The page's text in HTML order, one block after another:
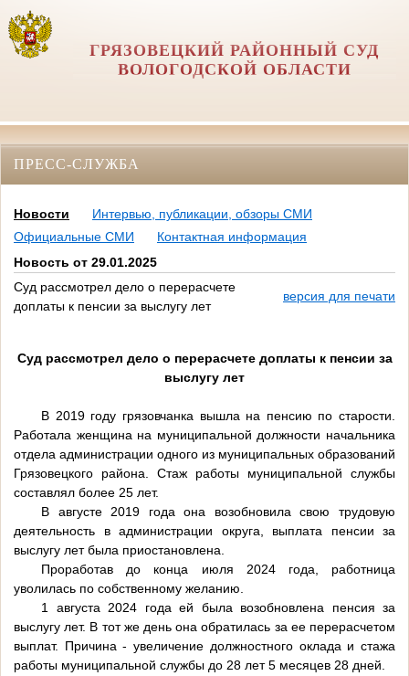
ГРЯЗОВЕЦКИЙ РАЙОННЫЙ СУД
ВОЛОГОДСКОЙ ОБЛАСТИ
ПРЕСС-СЛУЖБА
Новости
Интервью, публикации, обзоры СМИ
Официальные СМИ
Контактная информация
Новость от 29.01.2025
Суд рассмотрел дело о перерасчете
доплаты к пенсии за выслугу лет
версия для печати
Суд рассмотрел дело о перерасчете доплаты к пенсии за
выслугу лет
В 2019 году грязовчанка вышла на пенсию по старости.
Работала женщина на муниципальной должности начальника
отдела администрации одного из муниципальных образований
Грязовецкого района. Стаж работы муниципальной службы
составлял более 25 лет.
В августе 2019 года она возобновила свою трудовую
деятельность в администрации округа, выплата пенсии за
выслугу лет была приостановлена.
Проработав до конца июля 2024 года, работница
уволилась по собственному желанию.
1 августа 2024 года ей была возобновлена пенсия за
выслугу лет. В тот же день она обратилась за ее перерасчетом
выплат. Причина - увеличение должностного оклада и стажа
работы муниципальной службы до 28 лет 5 месяцев 28 дней.